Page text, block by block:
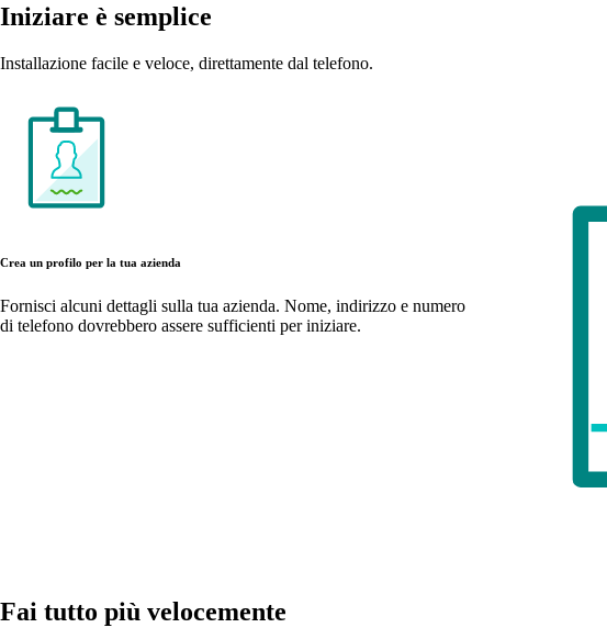
Iniziare è semplice
Installazione facile e veloce, direttamente dal telefono.
Crea un profilo per la tua azienda
Fornisci alcuni dettagli sulla tua azienda. Nome, indirizzo e numero
di telefono dovrebbero assere sufficienti per iniziare.
Fai tutto più velocemente